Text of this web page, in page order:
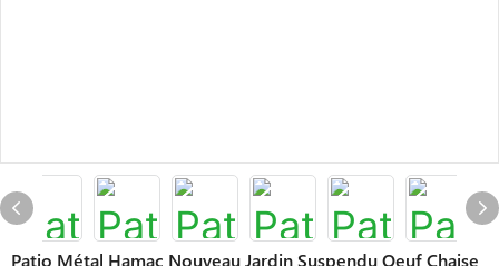
Patio Métal Hamac Nouveau Jardin Suspendu Oeuf Chaise